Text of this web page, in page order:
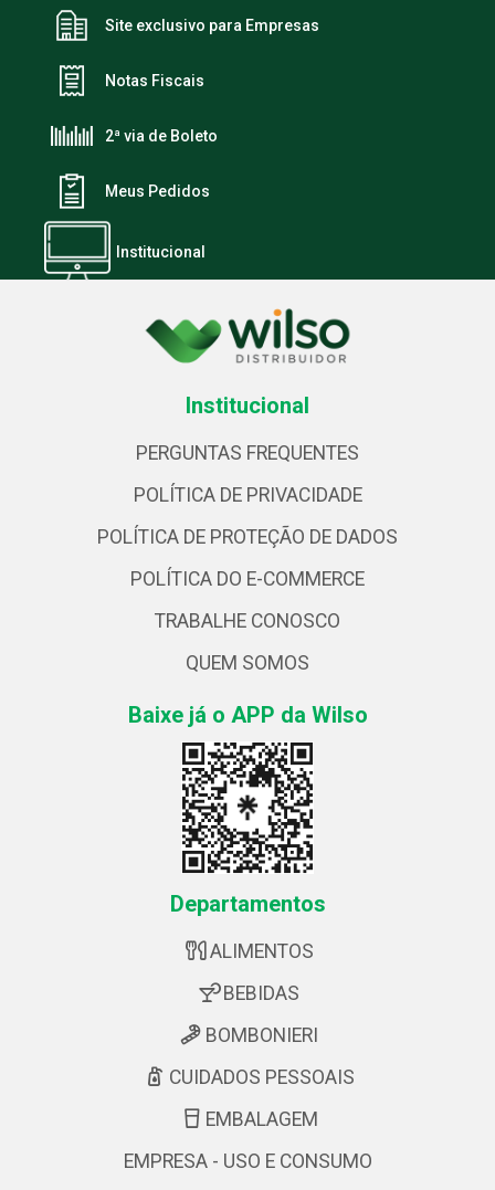
Site exclusivo para Empresas
Notas Fiscais
2ª via de Boleto
Meus Pedidos
Institucional
Institucional
PERGUNTAS FREQUENTES
POLÍTICA DE PRIVACIDADE
POLÍTICA DE PROTEÇÃO DE DADOS
POLÍTICA DO E-COMMERCE
TRABALHE CONOSCO
QUEM SOMOS
Baixe já o APP da Wilso
Departamentos
ALIMENTOS
BEBIDAS
BOMBONIERI
CUIDADOS PESSOAIS
EMBALAGEM
EMPRESA - USO E CONSUMO